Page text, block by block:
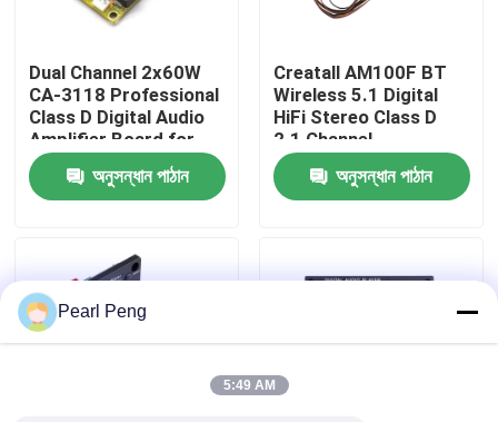
আমাদের সাথে যোগাযোগ করুন
খবর
ব্লগ
Dual Channel 2x60W
CA-3118 Professional
Class D Digital Audio
Amplifier Board for
Receivers & Speakers
DC8-24Vঅনুসন্ধান পাঠান
Creatall AM100F BT
Wireless 5.1 Digital
HiFi Stereo Class D
2.1 Channel
50Wx2+100W
Amplifier Board Home
Receivers Amplifiers
অনুসন্ধান পাঠান
Pearl Peng
5:49 AM